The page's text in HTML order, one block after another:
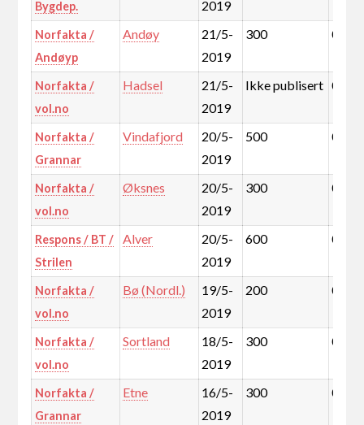
Bygdep.
2019
Norfakta /
Andøyp
Andøy
21/5-
2019
300 0,1%
Norfakta /
vol.no
Hadsel
21/5-
2019
Ikke publisert 0,2%
Norfakta /
Grannar
Vindafjord
20/5-
2019
500 0,2%
Norfakta /
vol.no
Øksnes
20/5-
2019
300 0,1%
Respons / BT /
Strilen
Alver
20/5-
2019
600 0,5%
Norfakta /
vol.no
Bø (Nordl.)
19/5-
2019
200 0,1%
Norfakta /
vol.no
Sortland
18/5-
2019
300 0,2%
Norfakta /
Grannar
Etne
16/5-
2019
300 0,1%